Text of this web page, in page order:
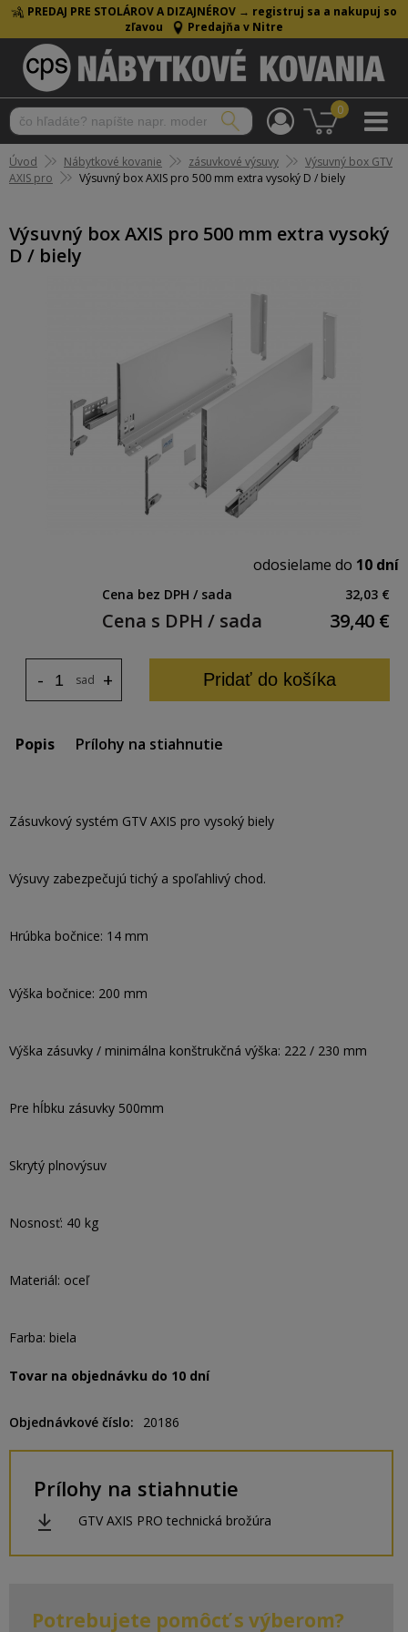
PREDAJ PRE STOLÁROV A DIZAJNÉROV → registruj sa a nakupuj so
zľavou
Predajňa v Nitre
0
Úvod Nábytkové kovanie zásuvkové výsuvy
Výsuvný box GTV
AXIS pro
Výsuvný box AXIS pro 500 mm extra vysoký D / biely
Výsuvný box AXIS pro 500 mm extra vysoký
D / biely
odosielame do 10 dní
Cena bez DPH / sada 32,03 €
Cena s DPH / sada 39,40 €
sada +
- Pridať do košíka
Popis Prílohy na stiahnutie
Zásuvkový systém GTV AXIS pro vysoký biely
Výsuvy zabezpečujú tichý a spoľahlivý chod.
Hrúbka bočnice: 14 mm
Výška bočnice: 200 mm
Výška zásuvky / minimálna konštrukčná výška: 222 / 230 mm
Pre hĺbku zásuvky 500mm
Skrytý plnovýsuv
Nosnosť: 40 kg
Materiál: oceľ
Farba: biela
Tovar na objednávku do 10 dní
Objednávkové číslo 20186
Prílohy na stiahnutie
GTV AXIS PRO technická brožúra
Potrebujete pomôcť s výberom?